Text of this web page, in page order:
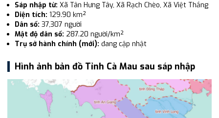
Sáp nhập từ: Xã Tân Hưng Tây, Xã Rạch Chèo, Xã Việt Thắng
Diện tích: 129.90 km²
Dân số: 37,307 người
Mật độ dân số: 287.20 người/km²
Trụ sở hành chính (mới): đang cập nhật
Hình ảnh bản đồ Tỉnh Cà Mau sau sáp nhập